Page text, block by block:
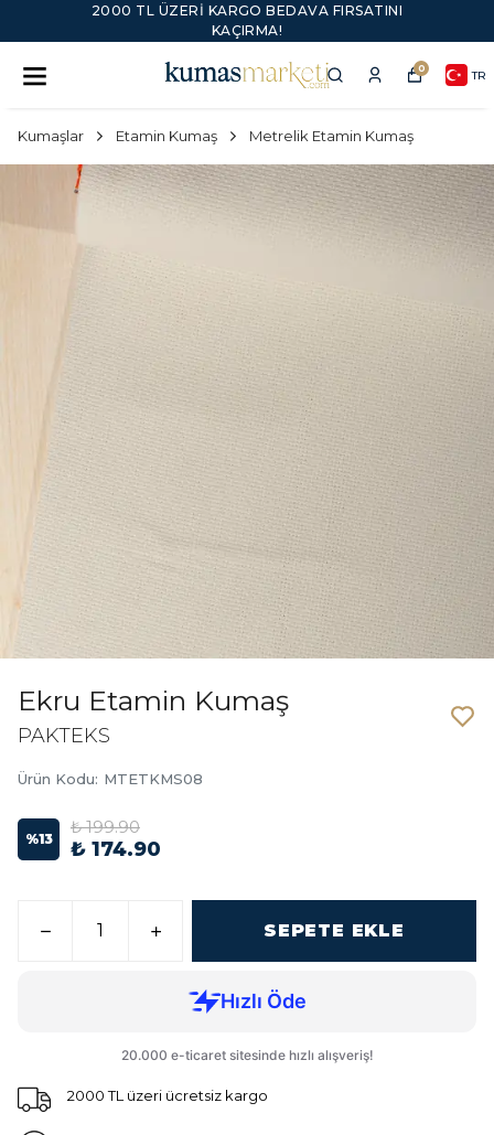
2000 TL ÜZERI KARGO BEDAVA FIRSATINI
KAÇIRMA!
0 TR
Kumaşlar Etamin Kumaş Metrelik Etamin Kumaş
Ekru Etamin Kumaş
PAKTEKS
Ürün Kodu: MTETKMS08
%13
₺ 199.90
₺ 174.90
SEPETE EKLE
2000 TL üzeri ücretsiz kargo